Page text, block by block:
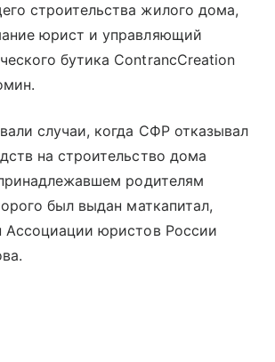
строительства жилого дома,
юрист и управляющий
бутика ContrancCreation
случаи, когда СФР отказывал
на строительство дома
родителям
был выдан маткапитал,
Ассоциации юристов России